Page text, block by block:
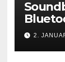
2.